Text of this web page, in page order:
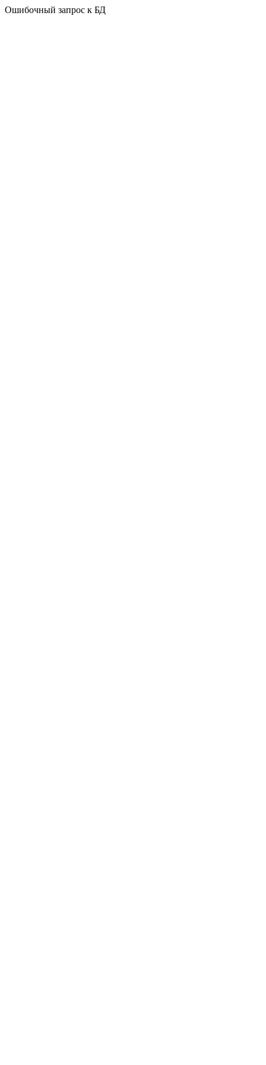
Ошибочный запрос к БД